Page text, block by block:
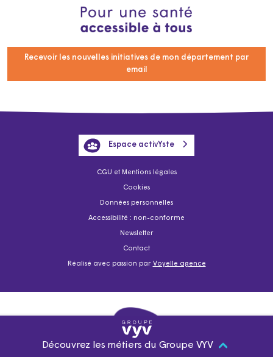
Recevoir les nouvelles initiatives de mon département par
email
CGU et Mentions légales
Cookies
Données personnelles
Accessibilité : non-conforme
Newsletter
Contact
Réalisé avec passion par Voyelle agence
Espace activYste
Découvrez les métiers du Groupe VYV